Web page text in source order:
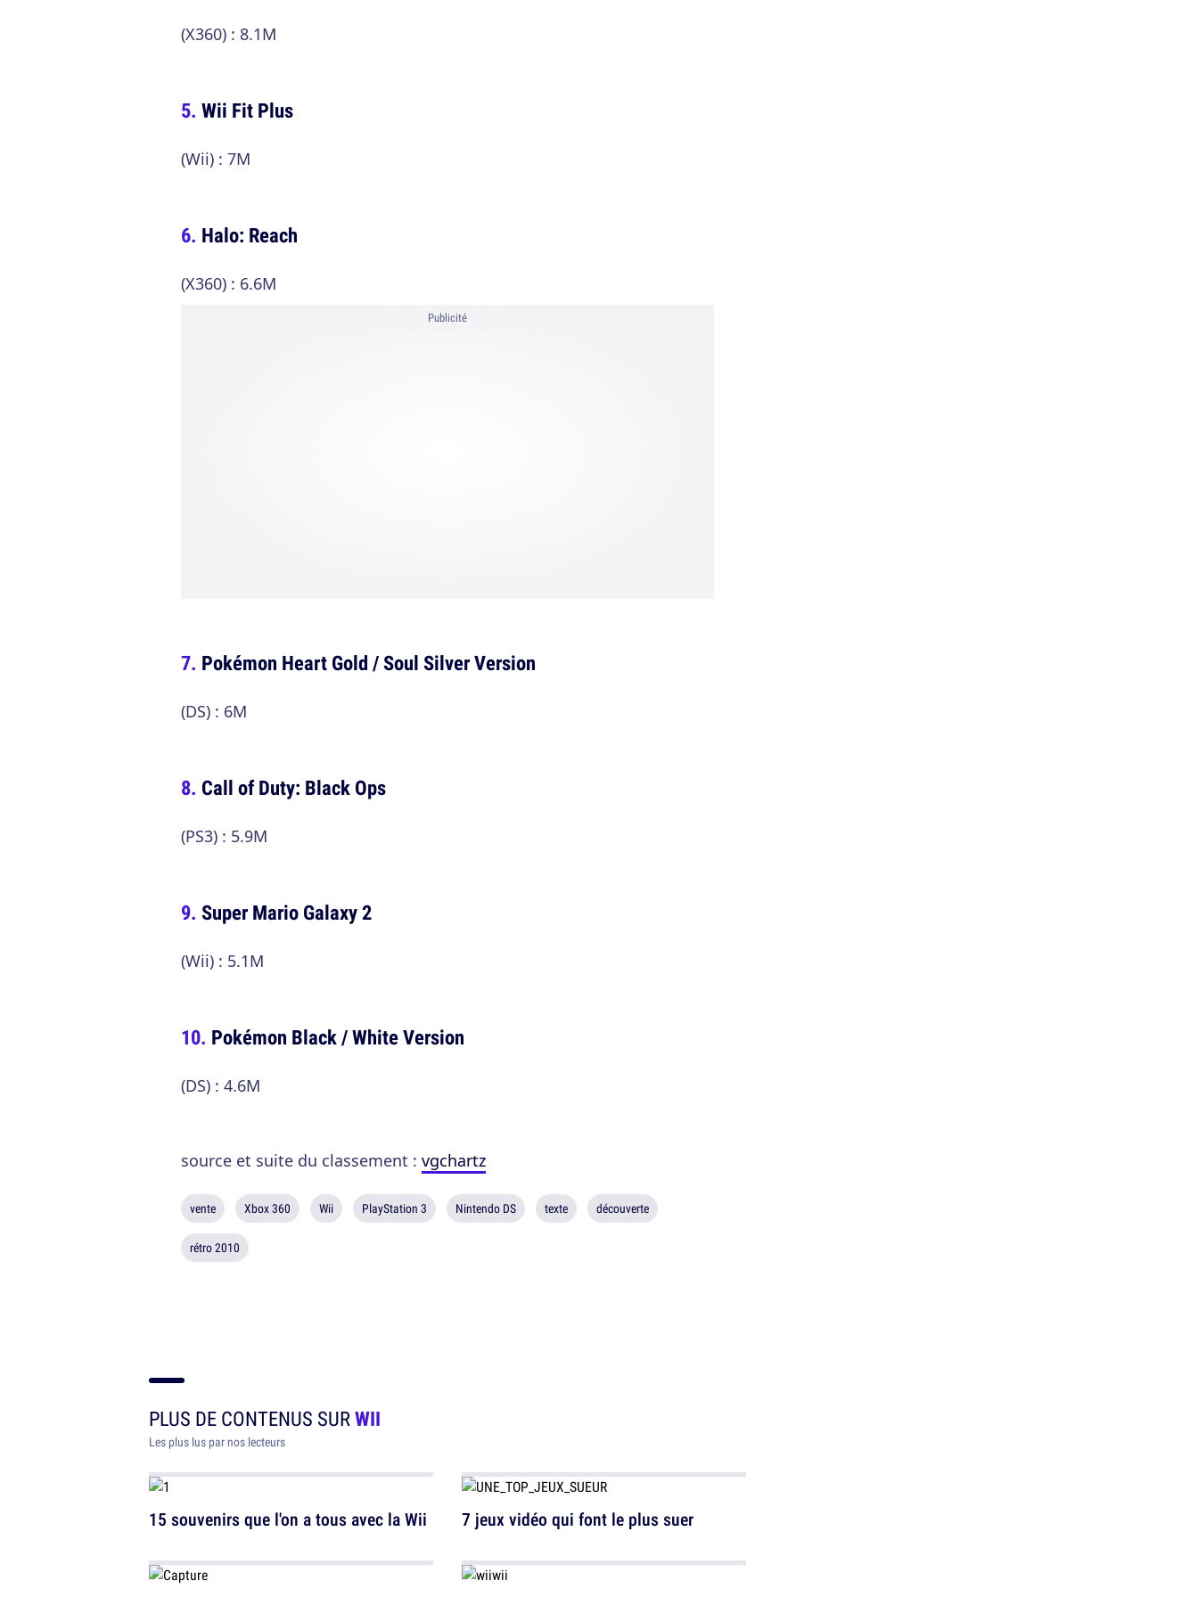
(X360) : 8.1M
Wii Fit Plus
(Wii) : 7M
Halo: Reach
(X360) : 6.6M
Publicité
Pokémon Heart Gold / Soul Silver Version
(DS) : 6M
Call of Duty: Black Ops
(PS3) : 5.9M
Super Mario Galaxy 2
(Wii) : 5.1M
Pokémon Black / White Version
(DS) : 4.6M
source et suite du classement : vgchartz
vente Xbox 360 Wii PlayStation 3 Nintendo DS texte découverte
rétro 2010
PLUS DE CONTENUS SURWII
Les plus lus par nos lecteurs
15 souvenirs que l'on a tous avec la Wii 7 jeux vidéo qui font le plus suer